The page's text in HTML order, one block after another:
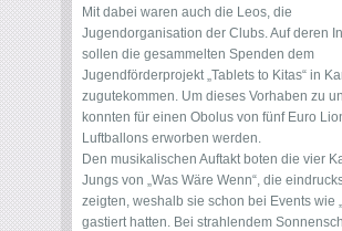
Mit dabei waren auch die Leos, die
Jugendorganisation der Clubs. Auf deren
sollen die gesammelten Spenden dem
Jugendförderprojekt „Tablets to Kitas“ in
zugutekommen. Um dieses Vorhaben zu
konnten für einen Obolus von fünf Euro
Luftballons erworben werden.
Den musikalischen Auftakt boten die vier
Jungs von „Was Wäre Wenn“, die
zeigten, weshalb sie schon bei Events wie
gastiert hatten. Bei strahlendem